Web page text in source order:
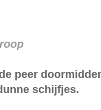
peer
schijfjes.